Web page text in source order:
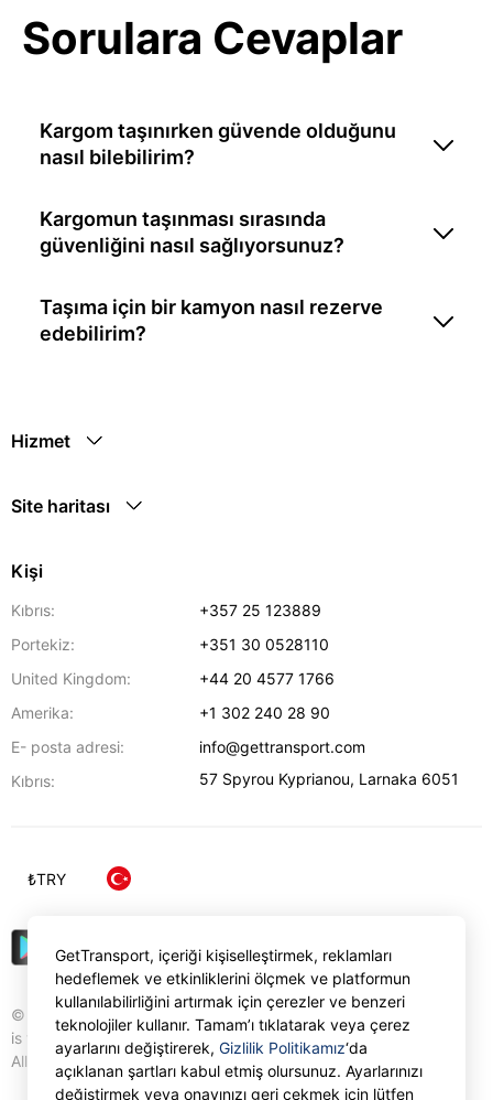
Sorulara Cevaplar
Kargom taşınırken güvende olduğunu
nasıl bilebilirim?
Kargomun taşınması sırasında
güvenliğini nasıl sağlıyorsunuz?
Taşıma için bir kamyon nasıl rezerve
edebilirim?
Hizmet
Site haritası
Kişi
Kıbrıs:
+357 25 123889
Portekiz:
+351 30 0528110
United Kingdom:
+44 20 4577 1766
Amerika:
+1 302 240 28 90
E- posta adresi:
info@gettransport.com
Kıbrıs:
57 Spyrou Kyprianou, Larnaka 6051
© Gettransport International Limited. GetTransport®
is trademark of Gettransport International Limited.
All rights reserved.
₺TRY
GetTransport, içeriği kişiselleştirmek, reklamları
hedeflemek ve etkinliklerini ölçmek ve platformun
kullanılabilirliğini artırmak için çerezler ve benzeri
teknolojiler kullanır. Tamam’ı tıklatarak veya çerez
ayarlarını değiştirerek, Gizlilik Politikamız‘da
açıklanan şartları kabul etmiş olursunuz. Ayarlarınızı
değiştirmek veya onayınızı geri çekmek için lütfen